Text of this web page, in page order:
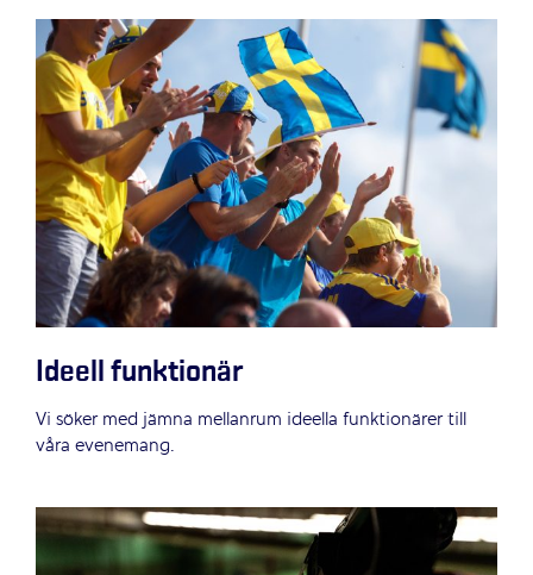
Ideell funktionär
Vi söker med jämna mellanrum ideella funktionärer till
våra evenemang.